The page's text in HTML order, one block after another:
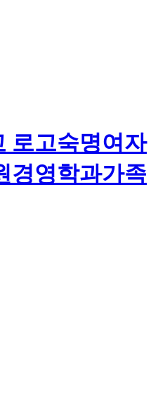
로고숙명여자
경영학과가족